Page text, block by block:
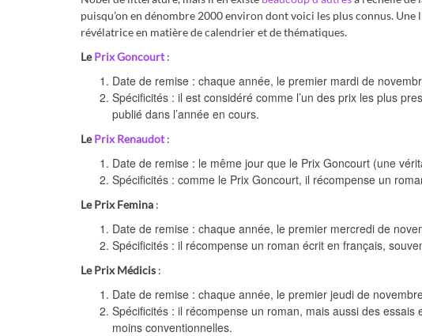
puisqu’on en dénombre 2000 environ dont voici les plus connus.
révélatrice en matière de calendrier et de thématiques.
LePrix Goncourt:
Date de remise : chaque année, le premier mardi de
Spécificités : il est considéré comme l’un des prix les plus
publié dans l’année en cours.
LePrix Renaudot:
Date de remise : le même jour que le Prix Goncourt (une
Spécificités : comme le Prix Goncourt, il récompense un
Le Prix Femina :
Date de remise : chaque année, le premier mercredi de
Spécificités : il récompense un roman écrit en français,
Le Prix Médicis :
Date de remise : chaque année, le premier jeudi de
Spécificités : il récompense un roman, mais aussi des
moins conventionnelles.